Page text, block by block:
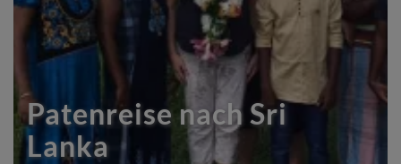
Patenreise nach Sri
Lanka